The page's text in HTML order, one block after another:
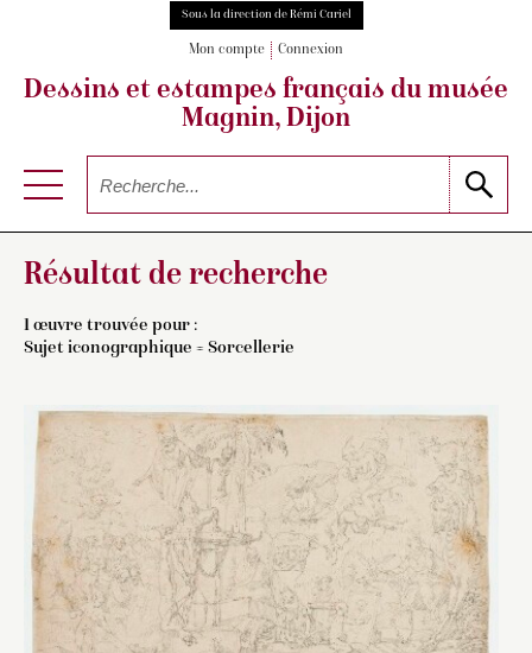
Sous la direction de Rémi Cariel
Mon compte Connexion
Dessins et estampes français du musée
Magnin, Dijon
Résultat de recherche
1 œuvre trouvée pour :
Sujet iconographique = Sorcellerie